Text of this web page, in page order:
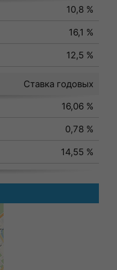
10,8 %
16,1 %
12,5 %
Ставка годовых
16,06 %
0,78 %
14,55 %